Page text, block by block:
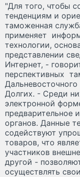
"Для того, чтобы
тенденциям и
таможенная
применяет
технологии,
представлении
Интернет, -
перспективных
Долгих. - Среди
электронной
предварительное
органов. Данные
содействуют
товаров, что
участников
другой -
осуществлять